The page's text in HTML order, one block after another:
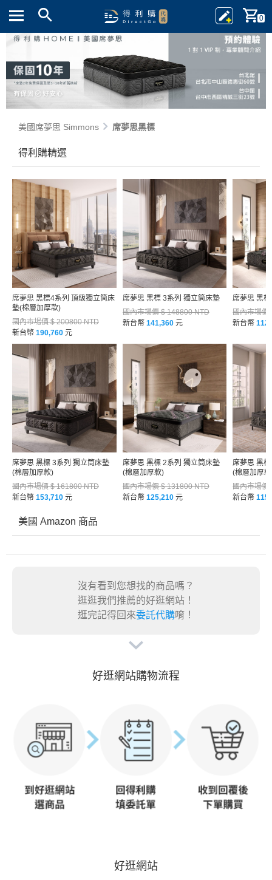
0
美國席夢思 Simmons 席夢思黑標
得利購精選
席夢思 黑標4系列 頂級獨立筒床
墊(棉層加厚款)
國內市場價 $ 200800 NTD
新台幣 190,760 元
席夢思 黑標 3系列 獨立筒床墊
國內市場價 $ 148800 NTD
新台幣 141,360 元
席夢思 黑
國內市場價
新台幣
席夢思 黑標 3系列 獨立筒床墊
(棉層加厚款)
國內市場價 $ 161800 NTD
新台幣 153,710 元
席夢思 黑標 2系列 獨立筒床墊
(棉層加厚款)
國內市場價 $ 131800 NTD
新台幣 125,210 元
席夢思 黑
(棉層加厚
國內市場價
新台幣
美國 Amazon 商品
沒有看到您想找的商品嗎？
逛逛我們推薦的好逛網站！
逛完記得回來委託代購唷！
好逛網站購物流程
好逛網站